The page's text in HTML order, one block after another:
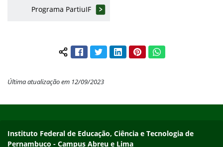
Programa PartiuIF
Compartilhar conteúdo:
FacebookTwitterLinkedInPinterestWhatsApp
Última atualização em 12/09/2023
Instituto Federal de Educação, Ciência e Tecnologia de
Pernambuco - Campus Abreu e Lima